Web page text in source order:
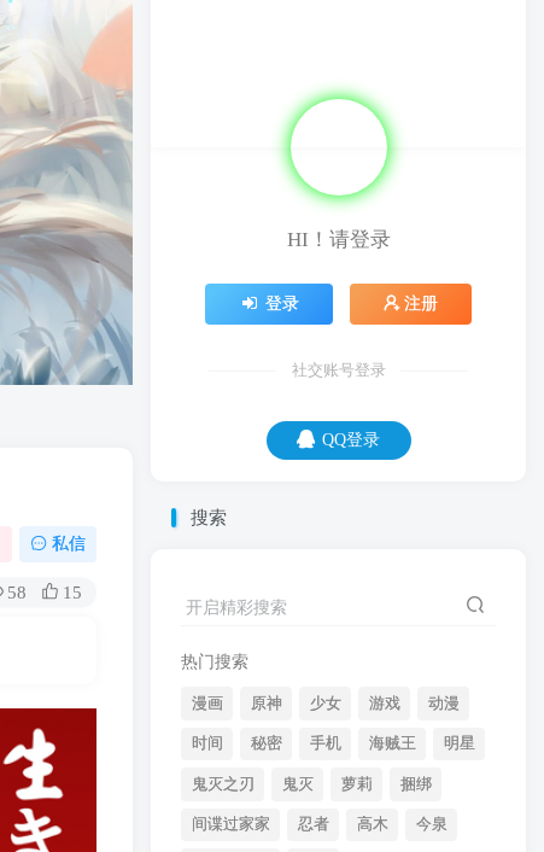
私信
58 15
HI！请登录
登录 注册
社交账号登录
QQ登录
搜索
开启精彩搜索
热门搜索
漫画 原神 少女 游戏 动漫
时间 秘密 手机 海贼王 明星
鬼灭之刃 鬼灭 萝莉 捆绑
间谍过家家 忍者 高木 今泉
09
教育要从娃娃抓起，因为大人已经无药可
救了。
开启精彩搜索
鬼灭之刃 鬼灭
间谍过家家
进击的巨人 高岭
TOP1